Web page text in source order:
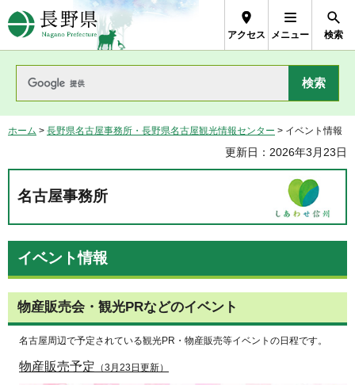
長野県Nagano Prefecture
アクセス メニュー 検索
ホーム > 長野県名古屋事務所・長野県名古屋観光情報センター > イベント情報
更新日：2026年3月23日
名古屋事務所
イベント情報
物産販売会・観光PRなどのイベント
名古屋周辺で予定されている観光PR・物産販売等イベントの日程です。
物産販売予定 （3月23日更新）